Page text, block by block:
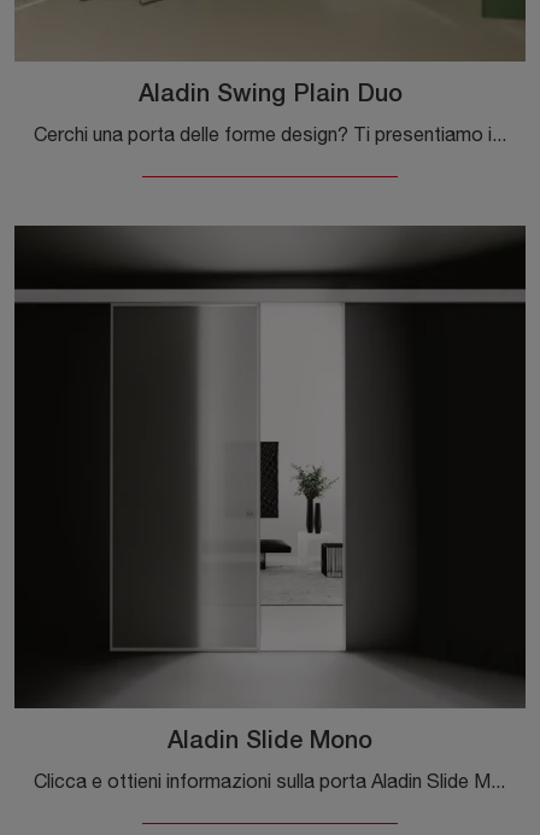
Aladin Swing Plain Duo
Cerchi una porta delle forme design? Ti presentiamo il modello Aladin Swing Plain Duo tra le Porte interne a filo muro di Glas Italia.
Aladin Slide Mono
Clicca e ottieni informazioni sulla porta Aladin Slide Mono di Glas Italia con telaio in alluminio: le più originali porte interne scorrevoli ti ...